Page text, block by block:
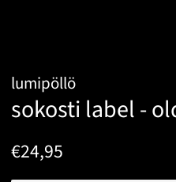
lumipöllö
sokosti label -
Normaler
€24,95